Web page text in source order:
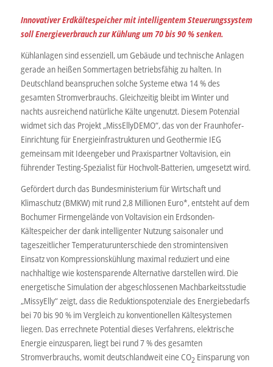
Innovativer Erdkältespeicher mit intelligentem Steuerungssystem
soll Energieverbrauch zur Kühlung um 70 bis 90 % senken.
Kühlanlagen sind essenziell, um Gebäude und technische Anlagen
gerade an heißen Sommertagen betriebsfähig zu halten. In
Deutschland beanspruchen solche Systeme etwa 14 % des
gesamten Stromverbrauchs. Gleichzeitig bleibt im Winter und
nachts ausreichend natürliche Kälte ungenutzt. Diesem Potenzial
widmet sich das Projekt „MissEllyDEMO“, das von der Fraunhofer-
Einrichtung für Energieinfrastrukturen und Geothermie IEG
gemeinsam mit Ideengeber und Praxispartner Voltavision, ein
führender Testing-Spezialist für Hochvolt-Batterien, umgesetzt wird.
Gefördert durch das Bundesministerium für Wirtschaft und
Klimaschutz (BMKW) mit rund 2,8 Millionen Euro*, entsteht auf dem
Bochumer Firmengelände von Voltavision ein Erdsonden-
Kältespeicher der dank intelligenter Nutzung saisonaler und
tageszeitlicher Temperaturunterschiede den stromintensiven
Einsatz von Kompressionskühlung maximal reduziert und eine
nachhaltige wie kostensparende Alternative darstellen wird. Die
energetische Simulation der abgeschlossenen Machbarkeitsstudie
„MissyElly“ zeigt, dass die Reduktionspotenziale des Energiebedarfs
bei 70 bis 90 % im Vergleich zu konventionellen Kältesystemen
liegen. Das errechnete Potential dieses Verfahrens, elektrische
Energie einzusparen, liegt bei rund 7 % des gesamten
Stromverbrauchs, womit deutschlandweit eine CO2 Einsparung von